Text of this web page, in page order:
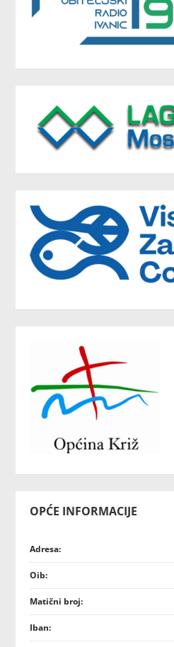
OPĆE INFORMACIJE
Adresa:
Oib:
Matični broj:
Iban: